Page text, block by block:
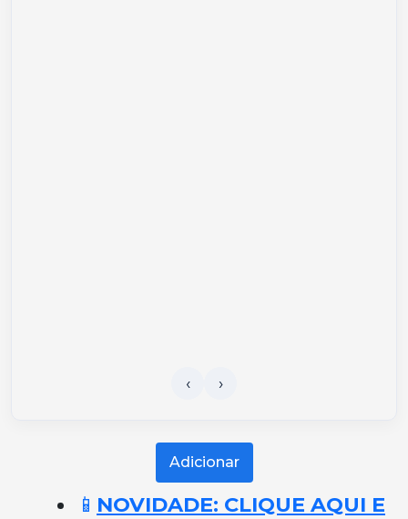
Adicionar
📱 NOVIDADE: CLIQUE AQUI E